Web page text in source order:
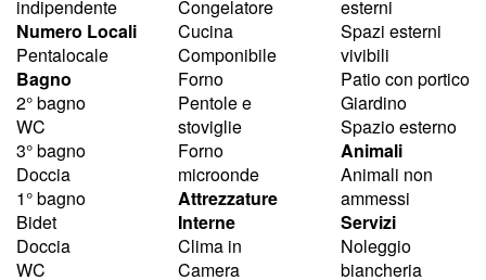
indipendente
Numero Locali
Pentalocale
Bagno
2° bagno
WC
3° bagno
Doccia
1° bagno
Bidet
Doccia
WC
Congelatore
Cucina
Componibile
Forno
Pentole e
stoviglie
Forno
microonde
Attrezzature
Interne
Clima in
Camera
esterni
Spazi esterni
vivibili
Patio con portico
Giardino
Spazio esterno
Animali
Animali non
ammessi
Servizi
Noleggio
biancheria